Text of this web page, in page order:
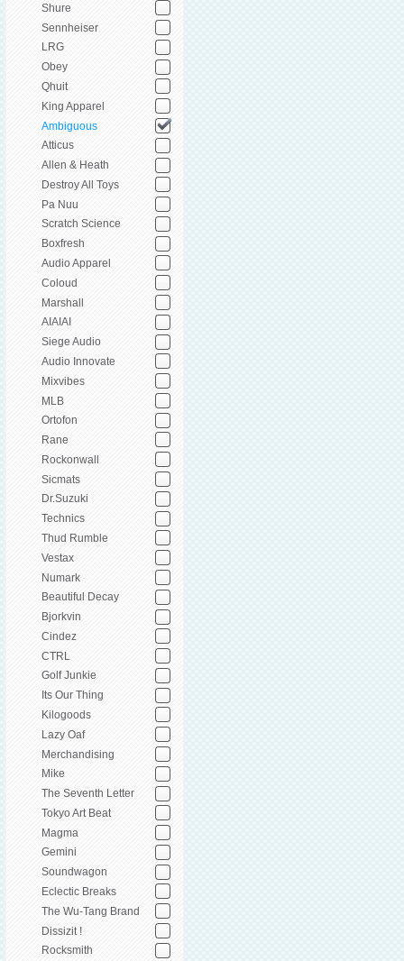
Shure
Sennheiser
LRG
Obey
Qhuit
King Apparel
Ambiguous
Atticus
Allen & Heath
Destroy All Toys
Pa Nuu
Scratch Science
Boxfresh
Audio Apparel
Coloud
Marshall
AIAIAI
Siege Audio
Audio Innovate
Mixvibes
MLB
Ortofon
Rane
Rockonwall
Sicmats
Dr.Suzuki
Technics
Thud Rumble
Vestax
Numark
Beautiful Decay
Bjorkvin
Cindez
CTRL
Golf Junkie
Its Our Thing
Kilogoods
Lazy Oaf
Merchandising
Mike
The Seventh Letter
Tokyo Art Beat
Magma
Gemini
Soundwagon
Eclectic Breaks
The Wu-Tang Brand
Dissizit !
Rocksmith